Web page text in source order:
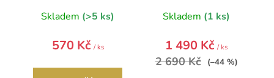
Skladem (>5 ks)
570 Kč / ks
červená
Skladem (1 ks)
1 490 Kč / ks
2 690 Kč (–44 %)